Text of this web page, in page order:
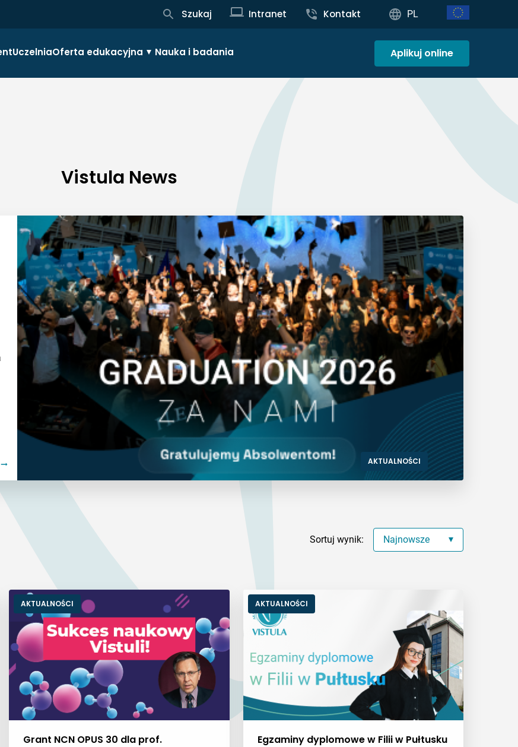
Szukaj Intranet Kontakt PL
UczelniaOferta edukacyjna Nauka i badania Aplikuj online
Vistula News
AKTUALNOŚCI
Sortuj wynik: Najnowsze
AKTUALNOŚCI
Grant NCN OPUS 30 dla prof.
AKTUALNOŚCI
Egzaminy dyplomowe w Filii w Pułtusku